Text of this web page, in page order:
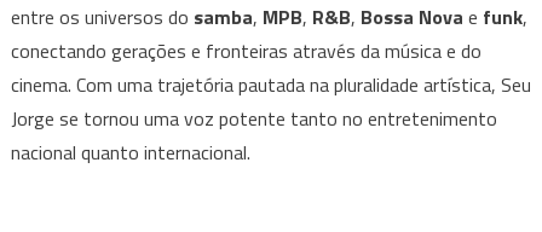
entre os universos do samba, MPB, R&B, Bossa Nova e funk,
conectando gerações e fronteiras através da música e do
cinema. Com uma trajetória pautada na pluralidade artística, Seu
Jorge se tornou uma voz potente tanto no entretenimento
nacional quanto internacional.